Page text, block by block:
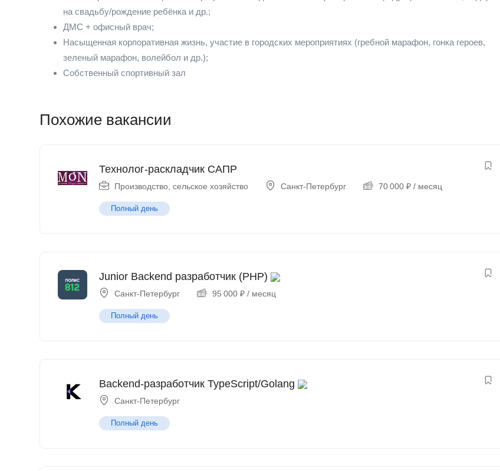
на свадьбу/рождение ребёнка и др.;
ДМС + офисный врач;
Насыщенная корпоративная жизнь, участие в городских мероприятиях (гребной марафон, гонка героев,
зеленый марафон, волейбол и др.);
Собственный спортивный зал
Похожие вакансии
Технолог-раскладчик САПР
Производство, сельское хозяйство Санкт-Петербург 70 000 ₽ / месяц
Полный день
Junior Backend разработчик (PHP)
Санкт-Петербург 95 000 ₽ / месяц
Полный день
Backend-разработчик TypeScript/Golang
Санкт-Петербург
Полный день